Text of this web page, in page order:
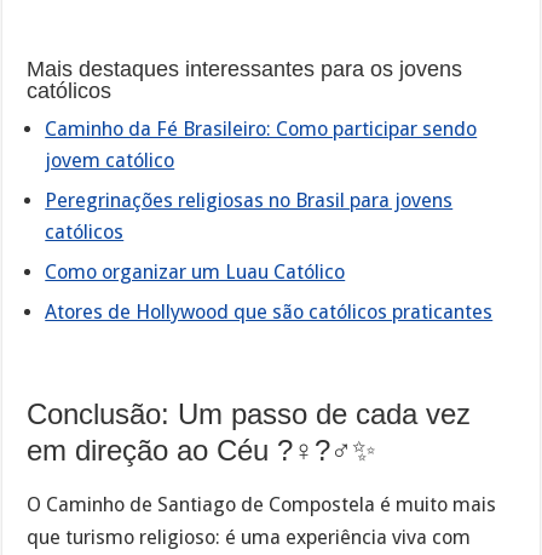
Mais destaques interessantes para os jovens
católicos
Caminho da Fé Brasileiro: Como participar sendo
jovem católico
Peregrinações religiosas no Brasil para jovens
católicos
Como organizar um Luau Católico
Atores de Hollywood que são católicos praticantes
Conclusão: Um passo de cada vez
em direção ao Céu ?‍♀️?‍♂️✨
O Caminho de Santiago de Compostela é muito mais
que turismo religioso: é uma experiência viva com